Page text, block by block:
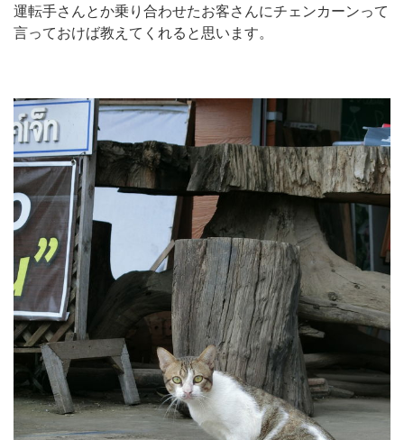
運転手さんとか乗り合わせたお客さんにチェンカーンって
言っておけば教えてくれると思います。